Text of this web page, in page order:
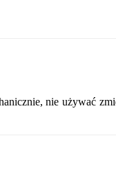
nie używać